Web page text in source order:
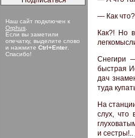
Наш сайт подключен к
Orphus
Если вы заметили
опечатку, выделите слово
и нажмите Ctrl+Enter
Спасибо!
— Как
Как?! Но
Снегири
быстрая
дач
туда
На
слух, что
и